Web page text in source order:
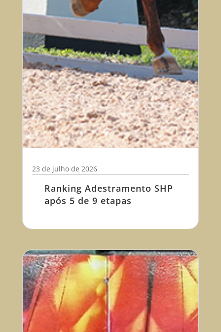
Ranking Adestramento SHP
após 5 de 9 etapas
23 de julho de 2026